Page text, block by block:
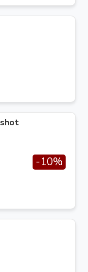
-10%